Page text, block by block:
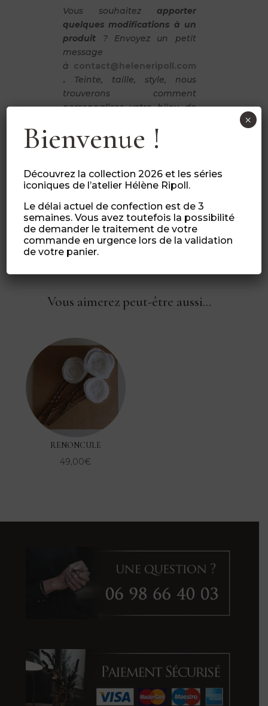
Vous souhaitez apporter
quelques modifications à un
produit ? Envoyez un petit
message
à contact@heleneripoll.com
. Teinte, taille, style, nous
trouverons comment
personnaliser votre bijou de
accessoires sont montés à la
main avec des matières de
Les commandes urgentes
l’option « commande
urgente » (lors de finalisation
de votre panier).
Vous aimerez peut-être aussi…
RENONCULE
49,00€
Bienvenue !
Découvrez la collection 2026 et les séries
iconiques de l’atelier Hélène Ripoll.
Le délai actuel de confection est de 3
semaines. Vous avez toutefois la possibilité
de demander le traitement de votre
commande en urgence lors de la validation
de votre panier.
×